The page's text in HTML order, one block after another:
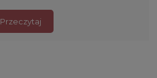
Przeczytaj